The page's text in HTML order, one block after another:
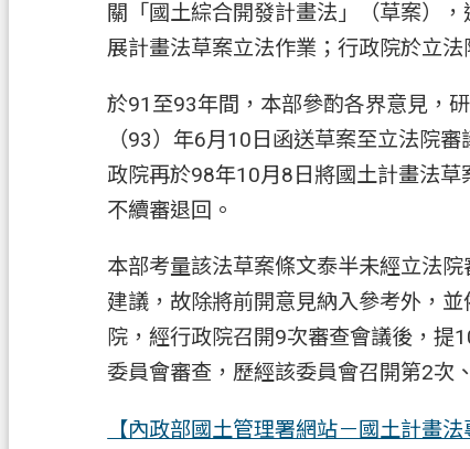
關「國土綜合開發計畫法」（草案）
展計畫法草案立法作業；行政院於立
於91至93年間，本部參酌各界意見，
（93）年6月10日函送草案至立法院
政院再於98年10月8日將國土計畫法
不續審退回。
本部考量該法草案條文泰半未經立法
建議，故除將前開意見納入參考外，
院，經行政院召開9次審查會議後，
委員會審查，歷經該委員會召開第2次
【內政部國土管理署網站－國土計畫法